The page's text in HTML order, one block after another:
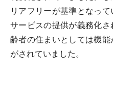
リアフリーが基準となっ
サービスの提供が義務化
齢者の住まいとしては機
がされていました。